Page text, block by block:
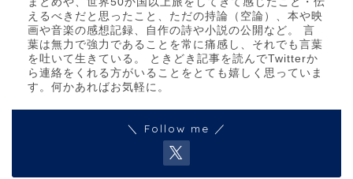
えるべきだと思ったこと、ただの持論（空論）、本や映
画や音楽の感想記録、自作の詩や小説の公開など。 言
葉は無力で強力であることを常に痛感し、それでも言葉
を吐いて生きている。 ときどき記事を読んでTwitterか
ら連絡をくれる方がいることをとても嬉しく思っていま
す。何かあればお気軽に。
＼ Follow me ／